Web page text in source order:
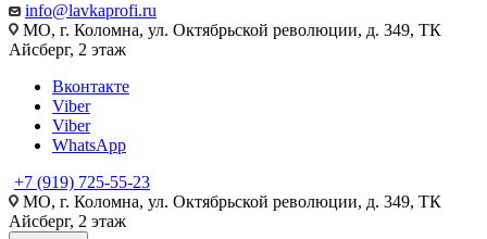
info@lavkaprofi.ru
МО, г. Коломна, ул. Октябрьской революции, д. 349, ТК
Айсберг, 2 этаж
Вконтакте
Viber
Viber
WhatsApp
+7 (919) 725-55-23
МО, г. Коломна, ул. Октябрьской революции, д. 349, ТК
Айсберг, 2 этаж